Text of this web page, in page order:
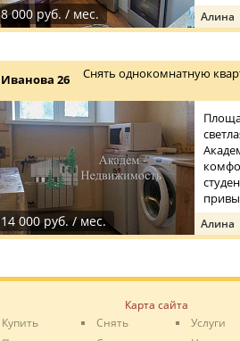
8 000 руб. / мес. Алина
Иванова 26 Снять однокомнатную
14 000 руб. / мес. Алина
Карта сайта
Купить
Снять
Услуги